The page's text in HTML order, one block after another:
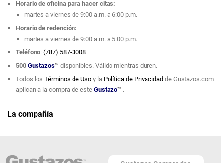
Horario de oficina para hacer citas:
martes a viernes de 9:00 a.m. a 6:00 p.m.
Horario de redención:
martes a viernes de 9:00 a.m. a 5:00 p.m.
Teléfono: (787) 587-3008
500 Gustazos™ disponibles. Válido mientras duren.
Todos los Términos de Usoy la Política de Privacidadde Gustazos.com
aplican a la compra de este Gustazo™ .
La compañía